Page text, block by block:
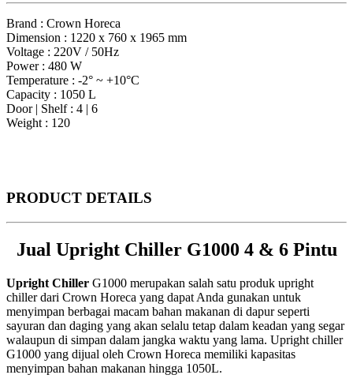
Brand : Crown Horeca
Dimension : 1220 x 760 x 1965 mm
Voltage : 220V / 50Hz
Power : 480 W
Temperature : -2° ~ +10°C
Capacity : 1050 L
Door | Shelf : 4 | 6
Weight : 120
PRODUCT DETAILS
Jual Upright Chiller G1000 4 & 6 Pintu
Upright Chiller G1000 merupakan salah satu produk upright
chiller dari Crown Horeca yang dapat Anda gunakan untuk
menyimpan berbagai macam bahan makanan di dapur seperti
sayuran dan daging yang akan selalu tetap dalam keadan yang segar
walaupun di simpan dalam jangka waktu yang lama. Upright chiller
G1000 yang dijual oleh Crown Horeca memiliki kapasitas
menyimpan bahan makanan hingga 1050L.